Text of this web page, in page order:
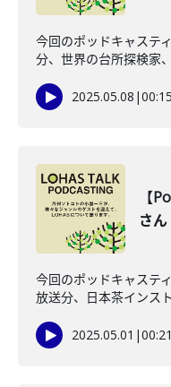
今回のポッドキャステ
分、世界の台所探検家
2025.05.08 |
【
さん
今回のポッドキャステ
放送分、日本茶インス
2025.05.01 |